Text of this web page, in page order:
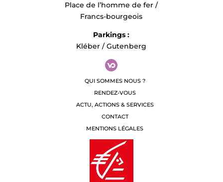
Place de l’homme de fer /
Francs-bourgeois
Parkings :
Kléber / Gutenberg
QUI SOMMES NOUS ?
RENDEZ-VOUS
ACTU, ACTIONS & SERVICES
CONTACT
MENTIONS LÉGALES